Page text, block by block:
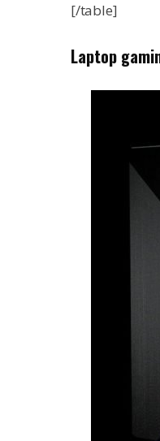
[/table]
Laptop